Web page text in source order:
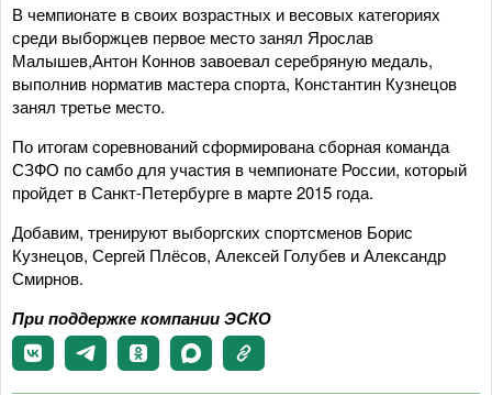
В чемпионате в своих возрастных и весовых категориях
среди выборжцев первое место занял Ярослав
Малышев,Антон Коннов завоевал серебряную медаль,
выполнив норматив мастера спорта, Константин Кузнецов
занял третье место.
По итогам соревнований сформирована сборная команда
СЗФО по самбо для участия в чемпионате России, который
пройдет в Санкт-Петербурге в марте 2015 года.
Добавим, тренируют выборгских спортсменов Борис
Кузнецов, Сергей Плёсов, Алексей Голубев и Александр
Смирнов.
При поддержке компании ЭСКО